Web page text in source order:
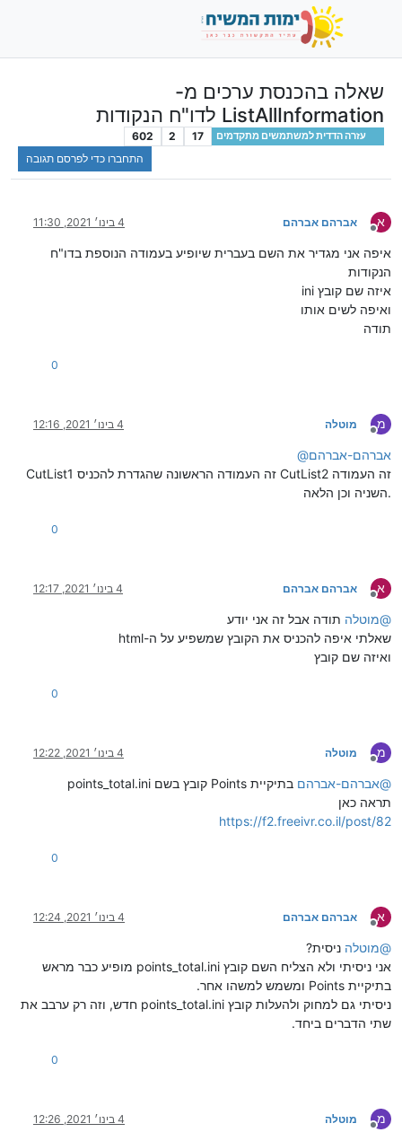
שאלה בהכנסת ערכים מ-
ListAllInformation לדו"ח הנקודות
עזרה הדדית למשתמשים מתקדמים 17
2
602
התחברו כדי לפרסם תגובה
א
מנותק
אברהם אברהם 4 בינו׳ 2021, 11:30
איפה אני מגדיר את השם בעברית שיופיע בעמודה הנוספת בדו"ח
הנקודות
איזה שם קובץ ini
ואיפה לשים אותו
תודה
0
מ
מנותק
מוטלה 4 בינו׳ 2021, 12:16
@אברהם-אברהם
CutList1 זה העמודה הראשונה שהגדרת להכניס CutList2 זה העמודה
השניה וכן הלאה.
0
א
מנותק
אברהם אברהם 4 בינו׳ 2021, 12:17
@מוטלה תודה אבל זה אני יודע
שאלתי איפה להכניס את הקובץ שמשפיע על ה-html
ואיזה שם קובץ
0
מ
מנותק
מוטלה 4 בינו׳ 2021, 12:22
@אברהם-אברהם בתיקיית Points קובץ בשם points_total.ini
תראה כאן
https://f2.freeivr.co.il/post/82
0
א
מנותק
אברהם אברהם 4 בינו׳ 2021, 12:24
@מוטלה ניסית?
אני ניסיתי ולא הצליח השם קובץ points_total.ini מופיע כבר מראש
בתיקיית Points ומשמש למשהו אחר.
ניסיתי גם למחוק ולהעלות קובץ points_total.ini חדש, וזה רק ערבב את
שתי הדברים ביחד.
0
מ
מנותק
מוטלה 4 בינו׳ 2021, 12:26